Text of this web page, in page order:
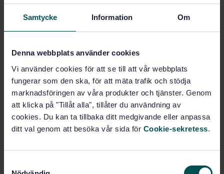
Samtycke Information Om
Denna webbplats använder cookies
Vi använder cookies för att se till att vår webbplats
fungerar som den ska, för att mäta trafik och stödja
marknadsföringen av våra produkter och tjänster. Genom
att klicka på "Tillåt alla", tillåter du användning av
cookies. Du kan ta tillbaka ditt medgivande eller anpassa
ditt val genom att besöka vår sida för Cookie-sekretess.
Buy this standard
Rubber, vulcanized or thermoplastic - Determination
of dynamic properties - Part 1: General guidance (ISO
4664-1:2022, IDT)
Subscribe on standards - Read more
PDF